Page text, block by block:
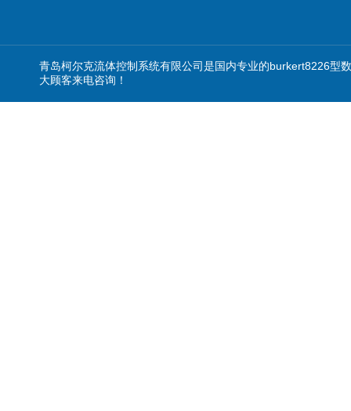
青岛柯尔克流体控制系统有限公司是国内专业的burkert8226型
大顾客来电咨询！